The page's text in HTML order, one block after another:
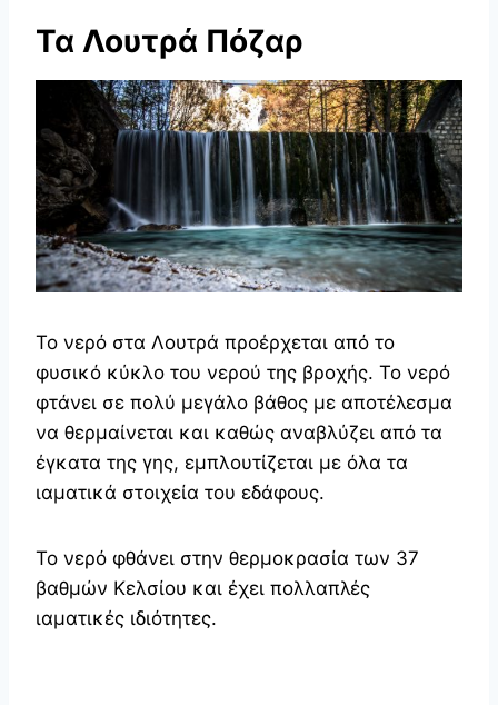
Τα Λουτρά Πόζαρ
Το νερό στα Λουτρά προέρχεται από το
φυσικό κύκλο του νερού της βροχής. Το νερό
φτάνει σε πολύ μεγάλο βάθος με αποτέλεσμα
να θερμαίνεται και καθώς αναβλύζει από τα
έγκατα της γης, εμπλουτίζεται με όλα τα
ιαματικά στοιχεία του εδάφους.
Το νερό φθάνει στην θερμοκρασία των 37
βαθμών Κελσίου και έχει πολλαπλές
ιαματικές ιδιότητες.